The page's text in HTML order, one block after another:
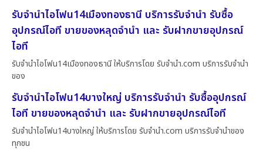
รับจำนำไอโฟน14เมืองทองธานี บริการรับจำนำ รับซื้อ
อุปกรณ์ไอที ขายของหลุดจำนำ และ รับฝากขายอุปกรณ์
ไอที
รับจำนำไอโฟน14เมืองทองธานี ให้บริการโดย รับจํานํา.com บริการรับจำนำ
ของ
รับจำนำไอโฟน14บางใหญ่ บริการรับจำนำ รับซื้ออุปกรณ์
ไอที ขายของหลุดจำนำ และ รับฝากขายอุปกรณ์ไอที
รับจำนำไอโฟน14บางใหญ่ ให้บริการโดย รับจํานํา.com บริการรับจำนำของ
ทุกชน